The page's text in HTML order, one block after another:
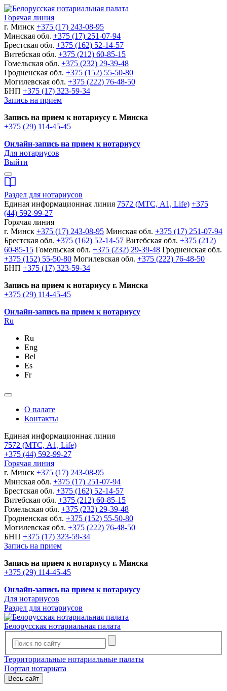
Горячая линия
г. Минск +375 (17) 243-08-95
Минская обл. +375 (17) 251-07-94
Брестская обл. +375 (162) 52-14-57
Витебская обл. +375 (212) 60-85-15
Гомельская обл. +375 (232) 29-39-48
Гродненская обл. +375 (152) 55-50-80
Могилевская обл. +375 (222) 76-48-50
БНП +375 (17) 323-59-34
Запись на прием
Запись на прием к нотариусу г. Минска
+375 (29) 114-45-45
Онлайн-запись на прием к нотариусу
Для нотариусов
Выйти
Раздел для нотариусов
Единая информационная линия 7572 (МТС, A1, Life) +375
(44) 592-99-27
Горячая линия
г. Минск +375 (17) 243-08-95 Минская обл. +375 (17) 251-07-94
Брестская обл. +375 (162) 52-14-57 Витебская обл. +375 (212)
60-85-15 Гомельская обл. +375 (232) 29-39-48 Гродненская обл.
+375 (152) 55-50-80 Могилевская обл. +375 (222) 76-48-50
БНП +375 (17) 323-59-34
Запись на прием к нотариусу г. Минска
+375 (29) 114-45-45
Онлайн-запись на прием к нотариусу
Ru
Ru
Eng
Bel
Es
Fr
О палате
Контакты
Единая информационная линия
7572 (МТС, A1, Life)
+375 (44) 592-99-27
Горячая линия
г. Минск +375 (17) 243-08-95
Минская обл. +375 (17) 251-07-94
Брестская обл. +375 (162) 52-14-57
Витебская обл. +375 (212) 60-85-15
Гомельская обл. +375 (232) 29-39-48
Гродненская обл. +375 (152) 55-50-80
Могилевская обл. +375 (222) 76-48-50
БНП +375 (17) 323-59-34
Запись на прием
Запись на прием к нотариусу г. Минска
+375 (29) 114-45-45
Онлайн-запись на прием к нотариусу
Для нотариусов
Раздел для нотариусов
Белорусская нотариальная палата
Территориальные нотариальные палаты
Портал нотариата
Весь сайт